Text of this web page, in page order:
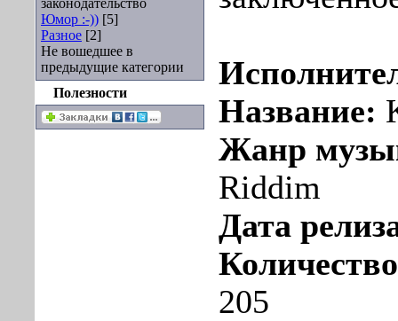
законодательство
Юмор :-)) [5]
Разное [2]
Не вошедшее в
предыдущие категории
Полезности
Название:
Жанр
Riddim
Дата
205